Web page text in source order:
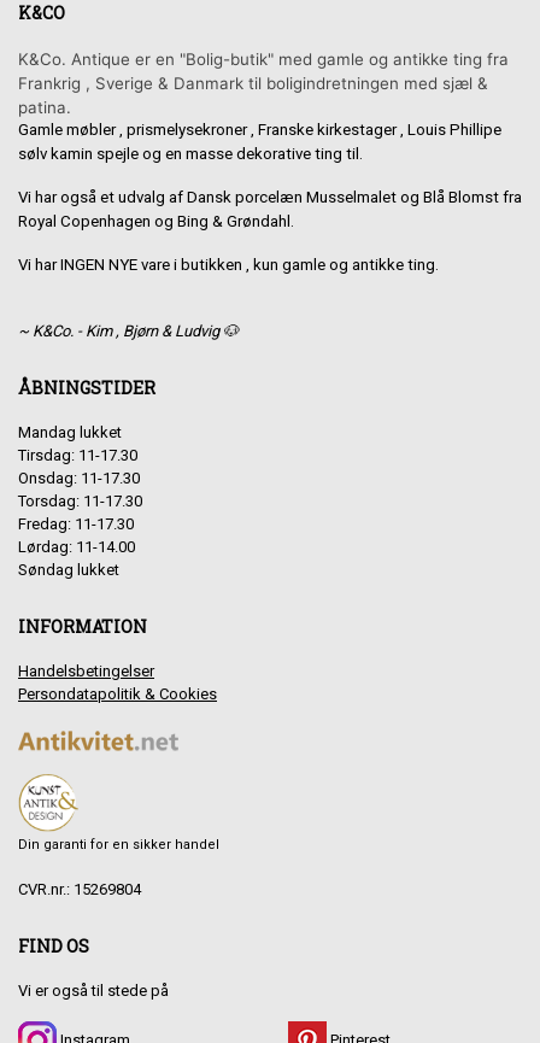
K&CO
K&Co. Antique er en "Bolig-butik" med gamle og antikke ting fra
Frankrig , Sverige & Danmark til boligindretningen med sjæl &
patina.
Gamle møbler , prismelysekroner , Franske kirkestager , Louis Phillipe
sølv kamin spejle og en masse dekorative ting til.
Vi har også et udvalg af Dansk porcelæn Musselmalet og Blå Blomst fra
Royal Copenhagen og Bing & Grøndahl.
Vi har INGEN NYE vare i butikken , kun gamle og antikke ting.
~ K&Co. - Kim , Bjørn & Ludvig 🐶
ÅBNINGSTIDER
Mandag lukket
Tirsdag: 11-17.30
Onsdag: 11-17.30
Torsdag: 11-17.30
Fredag: 11-17.30
Lørdag: 11-14.00
Søndag lukket
INFORMATION
Handelsbetingelser
Persondatapolitik & Cookies
Din garanti for en sikker handel
CVR.nr.: 15269804
FIND OS
Vi er også til stede på